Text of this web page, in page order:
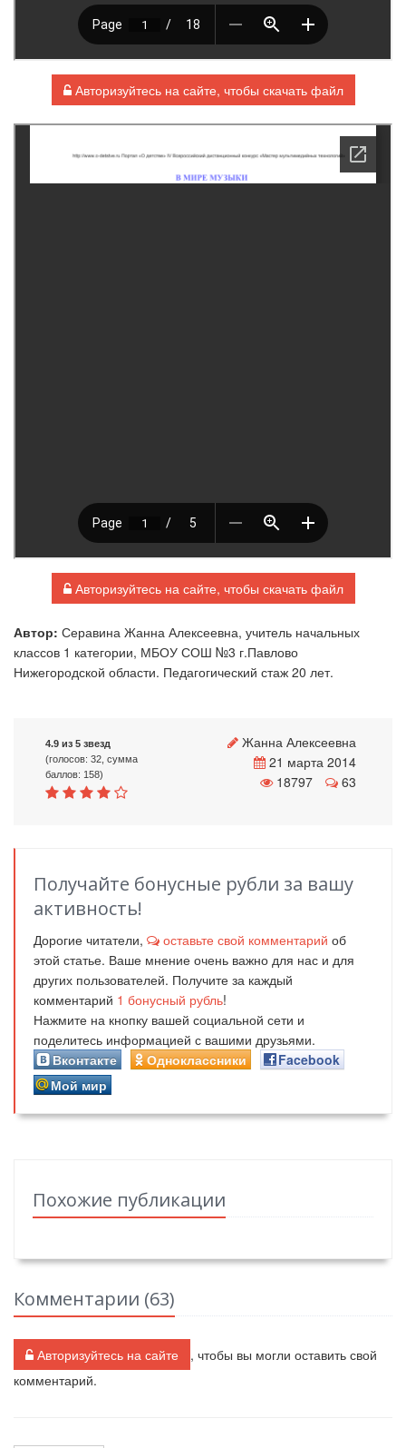
Авторизуйтесь на сайте, чтобы скачать файл
Авторизуйтесь на сайте, чтобы скачать файл
Автор: Серавина Жанна Алексеевна, учитель начальных
классов 1 категории, МБОУ СОШ №3 г.Павлово
Нижегородской области. Педагогический стаж 20 лет.
4.9 из 5 звезд
(голосов: 32, сумма
баллов: 158)
Жанна Алексеевна
21 марта 2014
18797
63
Получайте бонусные рубли за вашу
активность!
Дорогие читатели, оставьте свой комментарий об
этой статье. Ваше мнение очень важно для нас и для
других пользователей. Получите за каждый
комментарий 1 бонусный рубль!
Нажмите на кнопку вашей социальной сети и
поделитесь информацией с вашими друзьями.
Вконтакте
Одноклассники
Facebook
Мой мир
Похожие публикации
Комментарии (63)
Авторизуйтесь на сайте
, чтобы вы могли оставить свой
комментарий.